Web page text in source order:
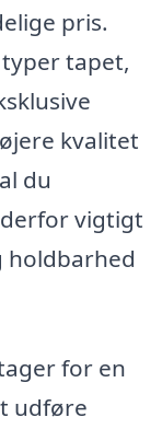
pris.
tapet,
kvalitet
du
vigtigt
holdbarhed
for en
udføre